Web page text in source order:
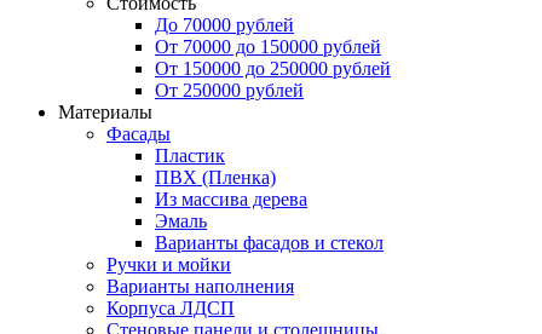
До 70000 рублей
От 70000 до 150000 рублей
От 150000 до 250000 рублей
От 250000 рублей
Материалы
Фасады
Пластик
ПВХ (Пленка)
Из массива дерева
Эмаль
Варианты фасадов и стекол
Ручки и мойки
Варианты наполнения
Корпуса ЛДСП
Стеновые панели и столешницы